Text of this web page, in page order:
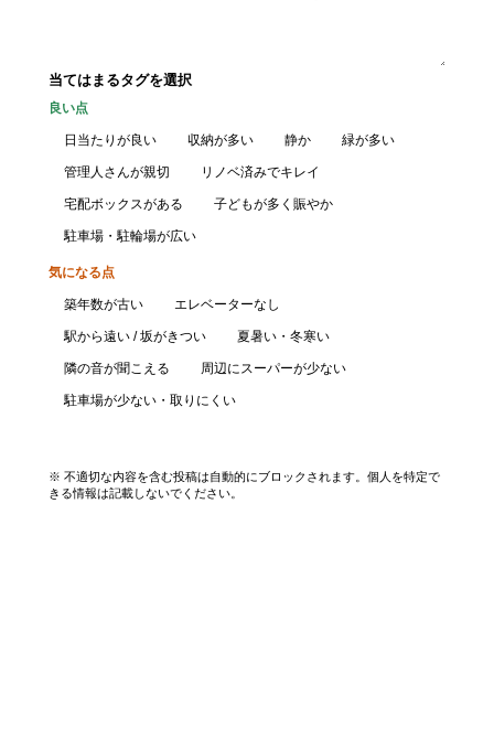
当てはまるタグを選択
良い点
日当たりが良い 収納が多い 静か 緑が多い
管理人さんが親切 リノベ済みでキレイ
宅配ボックスがある 子どもが多く賑やか
駐車場・駐輪場が広い
気になる点
築年数が古い エレベーターなし
駅から遠い / 坂がきつい 夏暑い・冬寒い
隣の音が聞こえる 周辺にスーパーが少ない
駐車場が少ない・取りにくい
※ 不適切な内容を含む投稿は自動的にブロックされます。個人を特定で
きる情報は記載しないでください。